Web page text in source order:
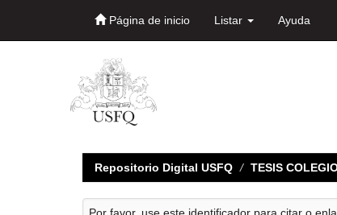
Página de inicio Listar Ayuda
Repositorio Digital USFQ TESIS